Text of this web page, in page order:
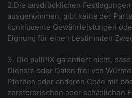
2.Die ausdrücklichen
ausgenommen, gibt keine der
konkludente Gewährleistungen
Eignung für einen bestimmten
3. Die pullPIX garantiert nicht,
Dienste oder Daten frei von
Pferden oder anderen Code mit
zerstörerischen oder schädlichen